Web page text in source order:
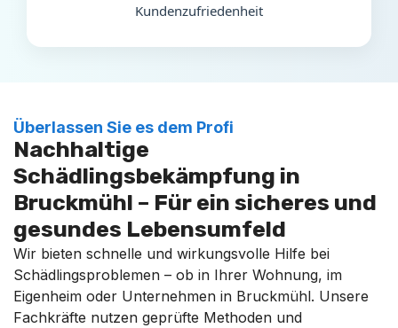
Kundenzufriedenheit
Überlassen Sie es dem Profi
Nachhaltige
Schädlingsbekämpfung in
Bruckmühl – Für ein sicheres und
gesundes Lebensumfeld
Wir bieten schnelle und wirkungsvolle Hilfe bei
Schädlingsproblemen – ob in Ihrer Wohnung, im
Eigenheim oder Unternehmen in Bruckmühl. Unsere
Fachkräfte nutzen geprüfte Methoden und